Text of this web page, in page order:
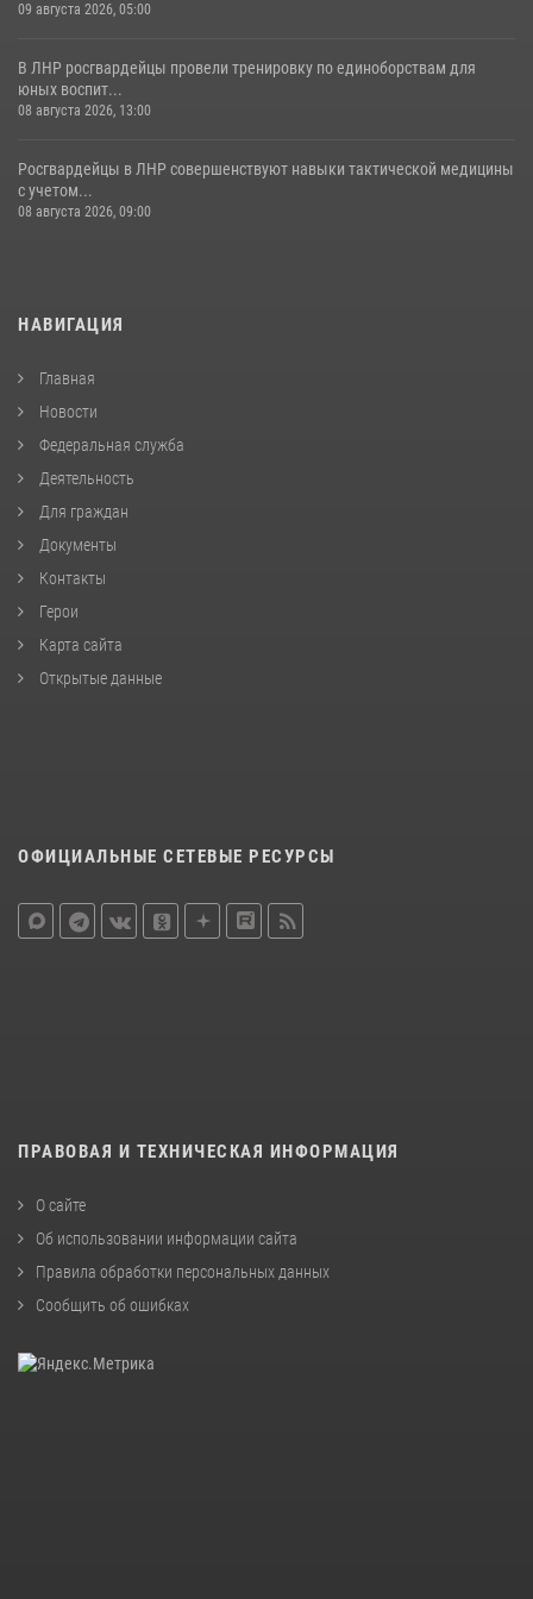
09 августа 2026, 05:00
В ЛНР росгвардейцы провели тренировку по единоборствам для
юных воспит...
08 августа 2026, 13:00
Росгвардейцы в ЛНР совершенствуют навыки тактической медицины
с учетом...
08 августа 2026, 09:00
НАВИГАЦИЯ
Главная
Новости
Федеральная служба
Деятельность
Для граждан
Документы
Контакты
Герои
Карта сайта
Открытые данные
ОФИЦИАЛЬНЫЕ СЕТЕВЫЕ РЕСУРСЫ
ПРАВОВАЯ И ТЕХНИЧЕСКАЯ ИНФОРМАЦИЯ
О сайте
Об использовании информации сайта
Правила обработки персональных данных
Сообщить об ошибках